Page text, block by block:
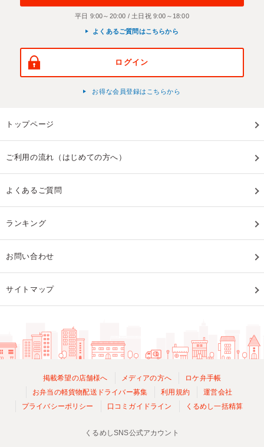
平日 9:00～20:00 / 土日祝 9:00～18:00
よくあるご質問はこちらから
ログイン
お得な会員登録はこちらから
トップページ
ご利用の流れ（はじめての方へ）
よくあるご質問
ランキング
お問い合わせ
サイトマップ
掲載希望の店舗様へ メディアの方へ
ロケ弁手帳
お弁当の軽貨物配送ドライバー募集
利用規約
運営会社
プライバシーポリシー
口コミガイドライン くるめし一括精算
くるめしSNS公式アカウント